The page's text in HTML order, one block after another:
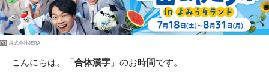
PR 株式会社JERA
こんにちは。「合体漢字」のお時間です。